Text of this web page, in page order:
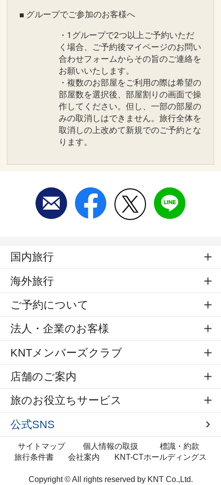
■ グループでご参加のお客様へ
・1グループで2つ以上ご予約いただ
く場合、ご予約後マイページのお問い
合わせフォームからその旨のご連絡を
お願いいたします。
・複数のお部屋をご利用の際は希望の
部屋数を選択後、部屋割りの画面で操
作してください。但し、一部の部屋の
みの取消しはできません。旅行全体を
取消しの上改めて新規でのご予約とな
ります。
国内旅行
海外旅行
ご予約について
法人・企業のお客様
KNTメンバーズクラブ
店舗のご案内
旅のお役立ちサービス
公式SNS
サイトマップ 個人情報の取扱
標識・約款
旅行条件書
会社案内 KNT-CTホールディングス
Copyright © All rights reserved by KNT Co.,Ltd.